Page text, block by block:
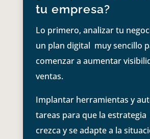
tu empresa?
Lo primero, analizar tu
un plan digital muy sencillo
comenzar a aumentar
ventas.
Implantar herramientas y
tareas para que la
crezca y se adapte a la